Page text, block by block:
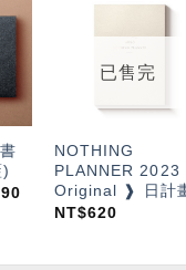
願
加入
已售完
NOTHING
PLANNER 2023
Original ❱ 日計
NT$620